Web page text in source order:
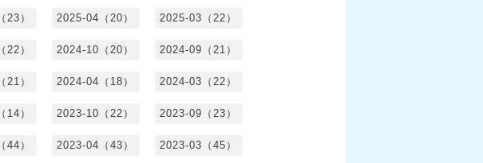
23） 2025-04（20） 2025-03（22）
22） 2024-10（20） 2024-09（21）
21） 2024-04（18） 2024-03（22）
14） 2023-10（22） 2023-09（23）
44） 2023-04（43） 2023-03（45）